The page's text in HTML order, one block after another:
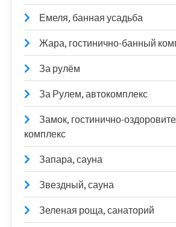
Емеля, банная усадьба
Жара, гостинично-банный
За рулём
За Рулем, автокомплекс
Замок, гостинично-
комплекс
Запара, сауна
Звездный, сауна
Зеленая роща, санаторий